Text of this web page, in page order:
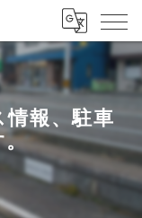
報、駐車
。